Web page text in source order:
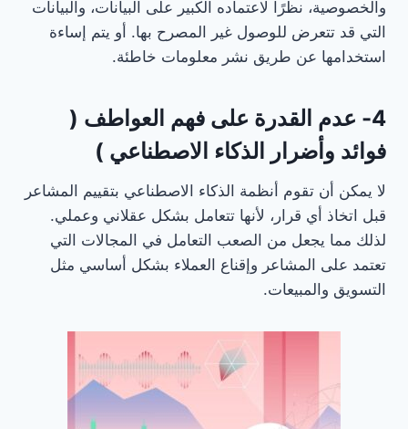
والخصوصية، نظرًا لاعتماده الكبير على البيانات، والبيانات
التي قد تتعرض للوصول غير المصرح بها. أو يتم إساءة
استخدامها عن طريق نشر معلومات خاطئة.
4- عدم القدرة على فهم العواطف (
فوائد وأضرار الذكاء الاصطناعي )
لا يمكن أن تقوم أنظمة الذكاء الاصطناعي بتقييم المشاعر
قبل اتخاذ أي قرار، لأنها تتعامل بشكل عقلاني وعملي.
لذلك مما يجعل من الصعب التعامل في المجالات التي
تعتمد على المشاعر وإقناع العملاء بشكل أساسي مثل
التسويق والمبيعات.